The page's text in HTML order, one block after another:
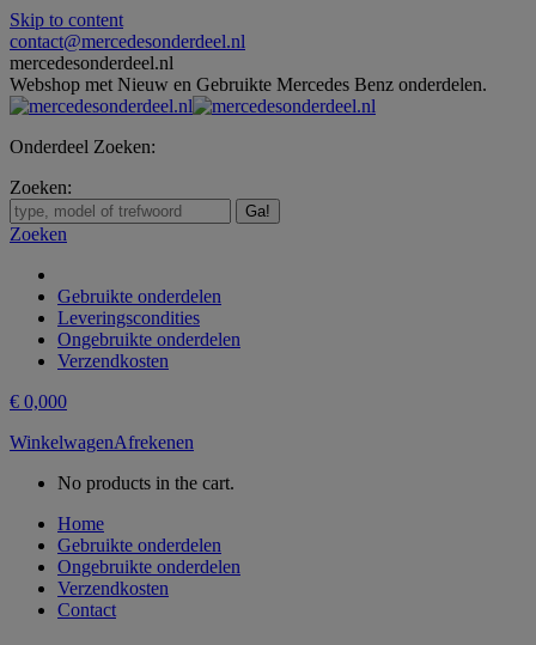
Skip to content
contact@mercedesonderdeel.nl
mercedesonderdeel.nl
Webshop met Nieuw en Gebruikte Mercedes Benz onderdelen.
Onderdeel Zoeken:
Zoeken:
Zoeken
Gebruikte onderdelen
Leveringscondities
Ongebruikte onderdelen
Verzendkosten
€ 0,000
WinkelwagenAfrekenen
No products in the cart.
Home
Gebruikte onderdelen
Ongebruikte onderdelen
Verzendkosten
Contact